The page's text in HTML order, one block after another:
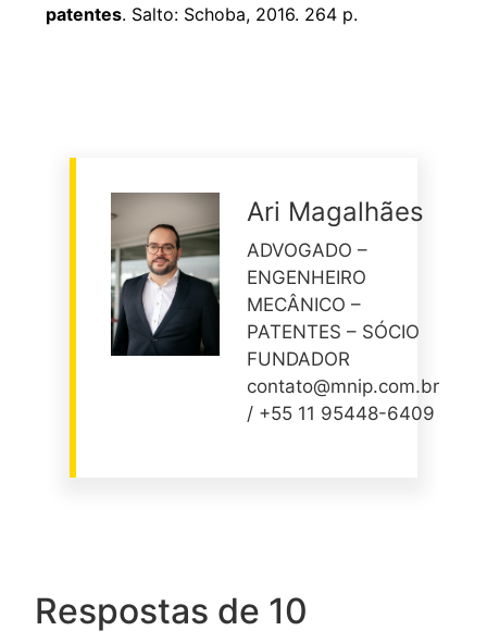
patentes. Salto: Schoba, 2016. 264 p.
Ari Magalhães
ADVOGADO –
ENGENHEIRO
MECÂNICO –
PATENTES – SÓCIO
FUNDADOR
contato@mnip.com.br
/ +55 11 95448-6409
Respostas de 10